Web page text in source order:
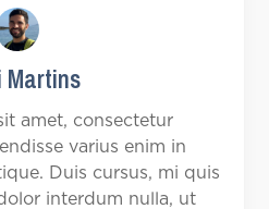
Martins
amet, consectetur
varius enim in
Duis cursus, mi quis
interdum nulla, ut